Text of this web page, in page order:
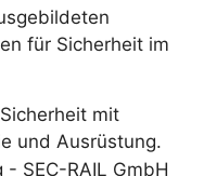
für Sicherheit im
mit
und Ausrüstung.